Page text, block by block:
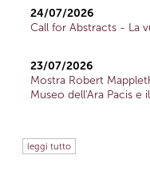
24/07/2026
Call for Abstracts - La
23/07/2026
Mostra Robert
Museo dell'Ara Pacis e
leggi tutto